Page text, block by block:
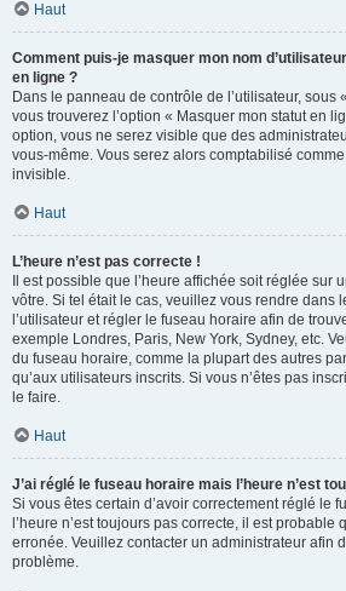
Haut
Comment puis-je masquer mon nom
en ligne ?
Dans le panneau de contrôle de l’utilisateur, sous
vous trouverez l’option « Masquer mon statut en
option, vous ne serez visible que des
vous-même. Vous serez alors comptabilisé
invisible.
Haut
L’heure n’est pas correcte !
Il est possible que l’heure affichée soit réglée sur
vôtre. Si tel était le cas, veuillez vous rendre dans
l’utilisateur et régler le fuseau horaire afin de
exemple Londres, Paris, New York, Sydney, etc.
du fuseau horaire, comme la plupart des autres
qu’aux utilisateurs inscrits. Si vous n’êtes pas
le faire.
Haut
J’ai réglé le fuseau horaire mais l’heure n’est
Si vous êtes certain d’avoir correctement réglé le
l’heure n’est toujours pas correcte, il est probable
erronée. Veuillez contacter un administrateur afin
problème.